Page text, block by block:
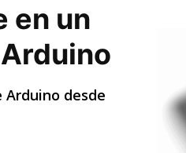
en un
Arduino desde